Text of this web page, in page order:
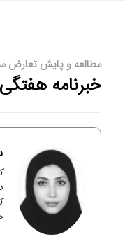
مطالعه و پایش تعارض
خبرنامه